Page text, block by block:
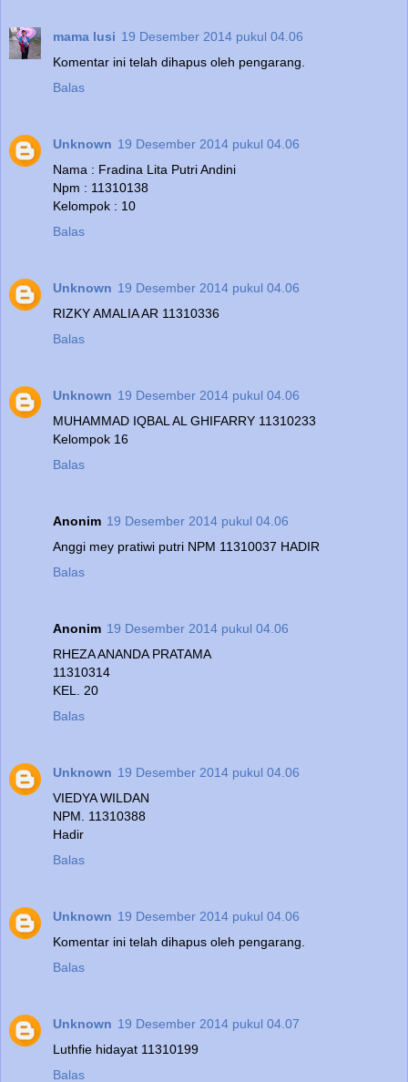
mama lusi 19 Desember 2014 pukul 04.06
Komentar ini telah dihapus oleh pengarang.
Balas
Unknown 19 Desember 2014 pukul 04.06
Nama : Fradina Lita Putri Andini
Npm : 11310138
Kelompok : 10
Balas
Unknown 19 Desember 2014 pukul 04.06
RIZKY AMALIA AR 11310336
Balas
Unknown 19 Desember 2014 pukul 04.06
MUHAMMAD IQBAL AL GHIFARRY 11310233
Kelompok 16
Balas
Anonim 19 Desember 2014 pukul 04.06
Anggi mey pratiwi putri NPM 11310037 HADIR
Balas
Anonim 19 Desember 2014 pukul 04.06
RHEZA ANANDA PRATAMA
11310314
KEL. 20
Balas
Unknown 19 Desember 2014 pukul 04.06
VIEDYA WILDAN
NPM. 11310388
Hadir
Balas
Unknown 19 Desember 2014 pukul 04.06
Komentar ini telah dihapus oleh pengarang.
Balas
Unknown 19 Desember 2014 pukul 04.07
Luthfie hidayat 11310199
Balas